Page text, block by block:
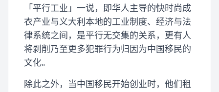
「平行工业」一说，即华人主导的快时尚成
衣产业与义大利本地的工业制度、经济与法
律系统之间，是平行无交集的关系，更有人
将剥削乃至更多犯罪行为归因为中国移民的
文化。
除此之外，当中国移民开始创业时，他们租